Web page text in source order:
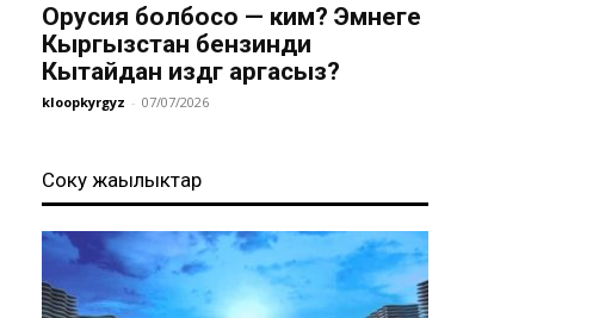
Орусия болбосо — ким? Эмнеге
Кыргызстан бензинди
Кытайдан издөөгө аргасыз?
kloopkyrgyz - 07/07/2026
Соңку жаңылыктар